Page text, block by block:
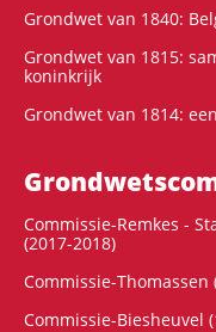
Grondwet van 1840:
Grondwet van 1815:
koninkrijk
Grondwet van 1814:
Commissie-Remkes -
(2017-2018)
Commissie-Thomassen
Commissie-Biesheuvel